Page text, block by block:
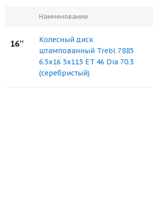
Наименование
16''
Колесный диск
штампованный Trebl 7885
6.5x16 5x115 ET 46 Dia 70.3
(серебристый)